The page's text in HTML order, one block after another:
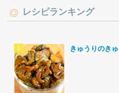
レシピランキング
きゅうりのき